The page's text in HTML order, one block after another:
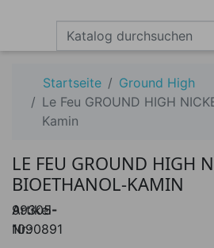
Startseite
Ground High
Le Feu GROUND HIGH
Kamin
LE FEU GROUND HIGH
BIOETHANOL-KAMIN
Artikel-
Nr.:
99305-
1090891